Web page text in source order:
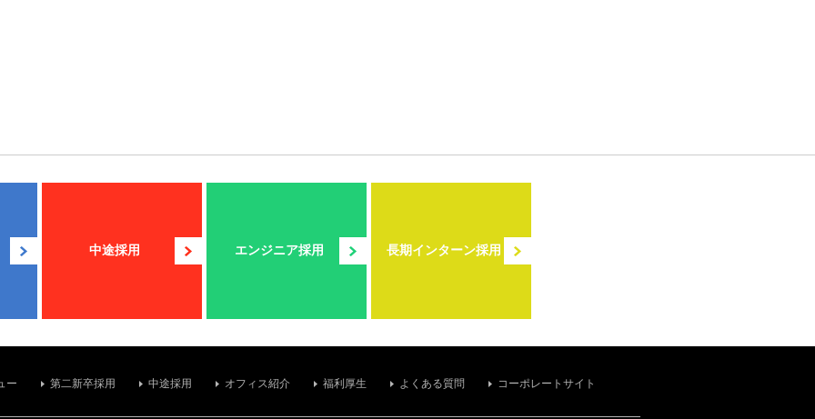
中途採用 エンジニア採用 長期インターン採用
ー 第二新卒採用 中途採用 オフィス紹介 福利厚生 よくある質問 コーポレートサイト